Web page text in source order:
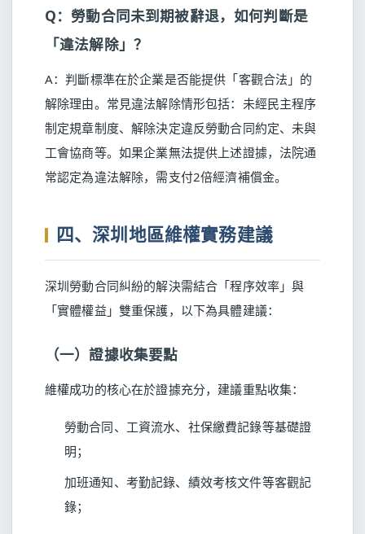
Q：勞動合同未到期被辭退，如何判斷是
「違法解除」？
A：判斷標準在於企業是否能提供「客觀合法」的
解除理由。常見違法解除情形包括：未經民主程序
制定規章制度、解除決定違反勞動合同約定、未與
工會協商等。如果企業無法提供上述證據，法院通
常認定為違法解除，需支付2倍經濟補償金。
四、深圳地區維權實務建議
深圳勞動合同糾紛的解決需結合「程序效率」與
「實體權益」雙重保護，以下為具體建議：
（一）證據收集要點
維權成功的核心在於證據充分，建議重點收集：
勞動合同、工資流水、社保繳費記錄等基礎證
明；
加班通知、考勤記錄、績效考核文件等客觀記
錄；